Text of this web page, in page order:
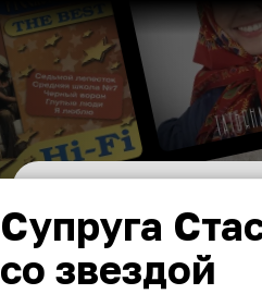
Супруга
со звездой